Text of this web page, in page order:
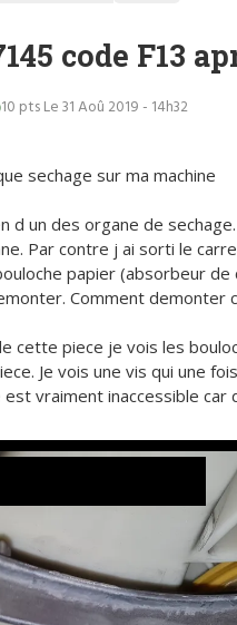
code F13
ptsLe 31 Aoû 2019 - 14h32
sechage sur ma machine
d un des organe de
Par contre j ai sorti le
papier (absorbeur
Comment
cette piece je vois les
Je vois une vis qui une
vraiment inaccessible car